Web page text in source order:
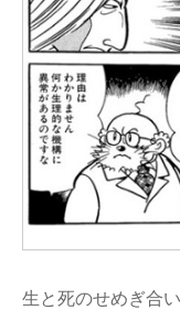
生と死のせめぎ合